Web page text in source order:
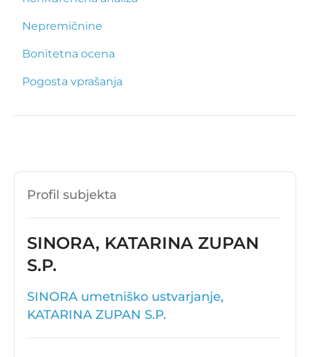
Nepremičnine
Bonitetna ocena
Pogosta vprašanja
Profil subjekta
SINORA, KATARINA ZUPAN
S.P.
SINORA umetniško ustvarjanje,
KATARINA ZUPAN S.P.